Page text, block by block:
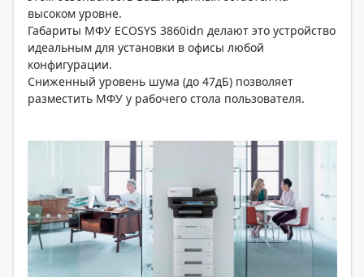
высоком уровне.
Габариты МФУ ECOSYS 3860idn делают это устройство
идеальным для установки в офисы любой
конфигурации.
Сниженный уровень шума (до 47дБ) позволяет
разместить МФУ у рабочего стола пользователя.